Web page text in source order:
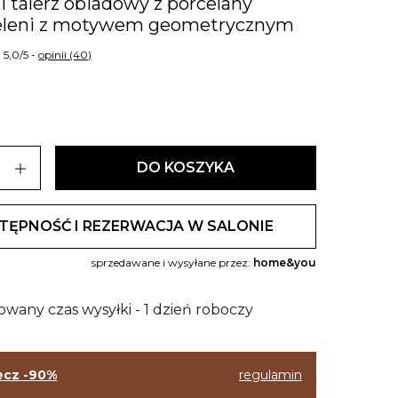
z motywem geometrycznym
5,0/5 -opinii (40)
add DO KOSZYKA
I REZERWACJA W SALONIE
sprzedawane i wysyłane przez: home&you
czas wysyłki - 1 dzień roboczy
-90%
regulamin